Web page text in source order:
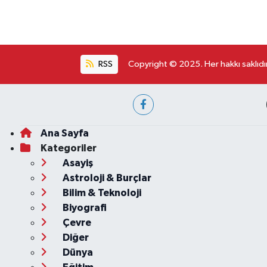
RSS Copyright © 2025. Her hakkı
Ana Sayfa
Kategoriler
Asayiş
Astroloji & Burçlar
Bilim & Teknoloji
Biyografi
Çevre
Diğer
Dünya